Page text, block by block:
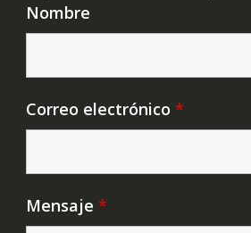
Nombre
Correo electrónico *
Mensaje *